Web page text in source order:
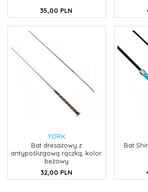
35,00 PLN
YORK
Bat dresażowy z
antypoślizgową rączką, kolor
beżowy
32,00 PLN
Bat